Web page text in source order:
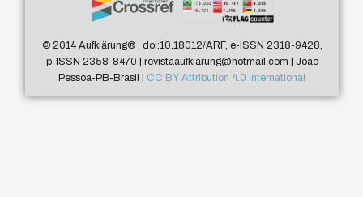
© 2014 Aufklärung®, doi:10.18012/ARF, e-ISSN 2318-9428,
p-ISSN 2358-8470 | revistaaufklarung@hotmail.com | João
Pessoa-PB-Brasil | CC BY Attribution 4.0 International